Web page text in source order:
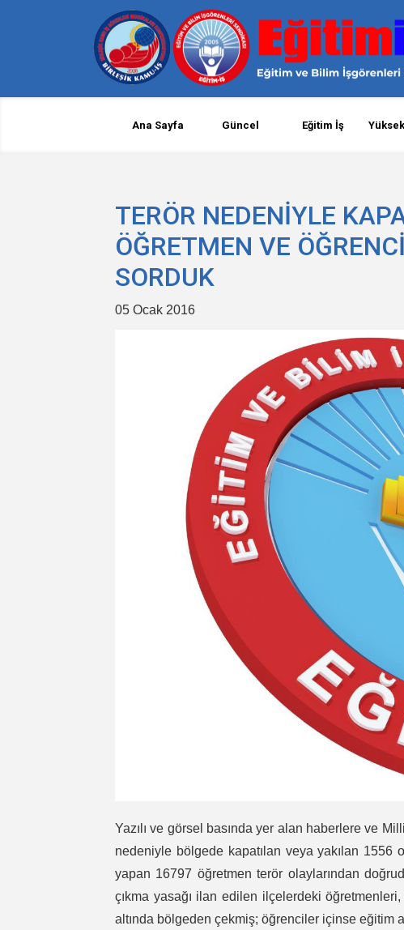
Ana Sayfa Güncel Eğitim İş
TERÖR NEDENİYLE
ÖĞRETMEN VE
SORDUK
05 Ocak 2016
Yazılı ve görsel basında yer alan haberlere ve
nedeniyle bölgede kapatılan veya yakılan
yapan 16797 öğretmen terör olaylarından
çıkma yasağı ilan edilen ilçelerdeki
altında bölgeden çekmiş; öğrenciler içinse eğitim